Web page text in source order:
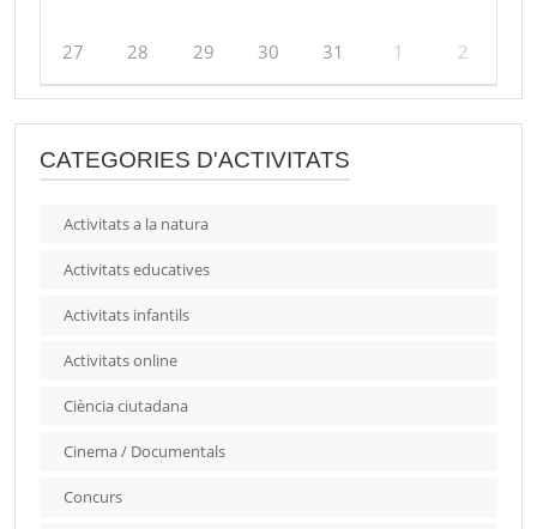
27 28 29 30 31 1 2
CATEGORIES D'ACTIVITATS
Activitats a la natura
Activitats educatives
Activitats infantils
Activitats online
Ciència ciutadana
Cinema / Documentals
Concurs